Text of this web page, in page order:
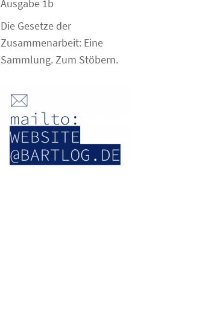
Ausgabe 1b
Die Gesetze der
Zusammenarbeit: Eine
Sammlung. Zum Stöbern.